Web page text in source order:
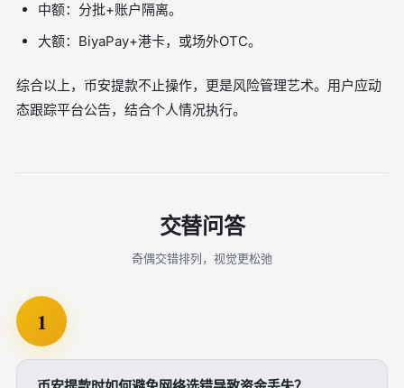
中额：分批+账户隔离。
大额：BiyaPay+港卡，或场外OTC。
综合以上，币安提款不止操作，更是风险管理艺术。用户应动
态跟踪平台公告，结合个人情况执行。
交替问答
奇偶交错排列，视觉更松弛
1